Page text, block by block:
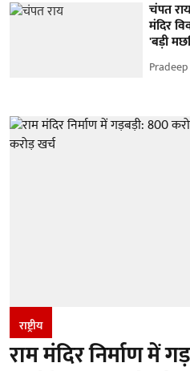
चंपत
मंदिर
'बड़ी
राष्ट्रीय
राम मंदिर निर्माण में